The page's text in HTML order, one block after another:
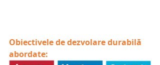
Obiectivele de dezvolare durabilă
abordate: